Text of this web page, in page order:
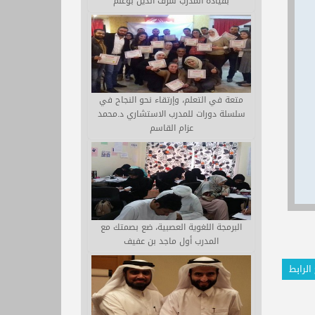
متعة في التعلم، وإرتقاء نحو النجاح في
سلسلة دورات للمدرب الاستشاري د.محمد
عزام القاسم
البرمجة اللغوية العصبية، ضع بصمتك مع
المدرب أول ماجد بن عفيف